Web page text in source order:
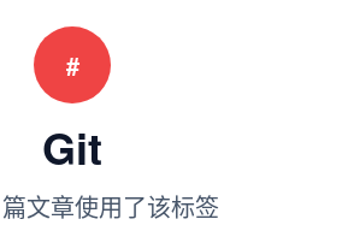
#
Git
文章使用了该标签